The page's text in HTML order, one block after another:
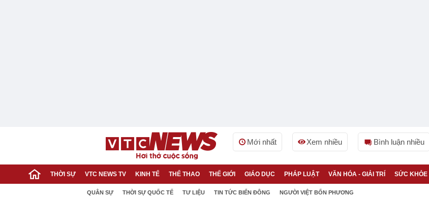
Mới nhất Xem nhiều Bình luận nhiều
THỜI SỰ VTC NEWS TV KINH TẾ THỂ THAO THẾ GIỚI GIÁO DỤC PHÁP LUẬT VĂN HÓA - GIẢI TRÍ SỨC KHỎE
QUÂN SỰ THỜI SỰ QUỐC TẾ TƯ LIỆU TIN TỨC BIỂN ĐÔNG NGƯỜI VIỆT BỐN PHƯƠNG